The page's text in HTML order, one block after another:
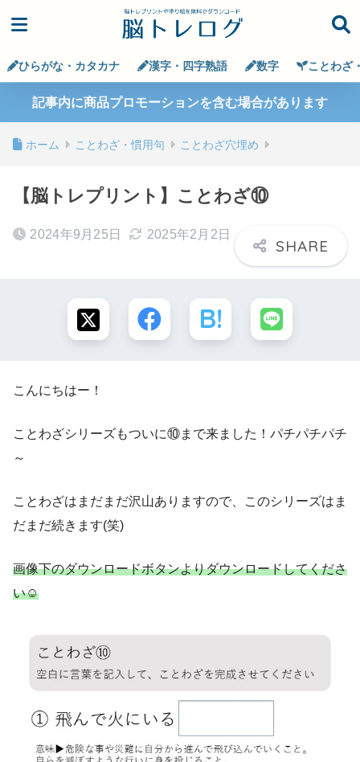
ひらがな・カタカナ 漢字・四字熟語 数字 ことわざ
記事内に商品プロモーションを含む場合があります
ホーム ことわざ・慣用句 ことわざ穴埋め
【脳トレプリント】ことわざ⑩
2024年9月25日 2025年2月2日
こんにちはー！
ことわざシリーズもついに⑩まで来ました！パチパチパチ
～
ことわざはまだまだ沢山ありますので、このシリーズはま
だまだ続きます(笑)
画像下のダウンロードボタンよりダウンロードしてくださ
い☺